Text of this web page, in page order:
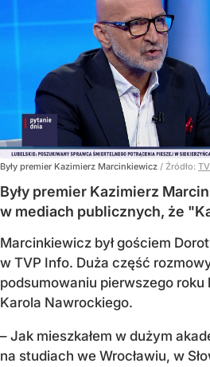
Były premier Kazimierz Marcinkiewicz / Źródło:
Były premier Kazimierz
w mediach publicznych, że
Marcinkiewicz był gościem
w TVP Info. Duża część
podsumowaniu pierwszego
Karola Nawrockiego.
– Jak mieszkałem w dużym
na studiach we Wrocławiu, w